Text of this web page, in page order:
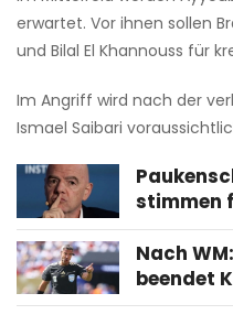
erwartet. Vor ihnen sollen
und Bilal El Khannouss für
Im Angriff wird nach der
Ismael Saibari
stimmen
Nach
beendet